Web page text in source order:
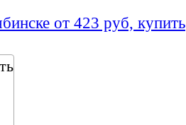
от 423 руб, купить